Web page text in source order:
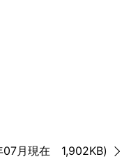
07月現在 1,902KB)